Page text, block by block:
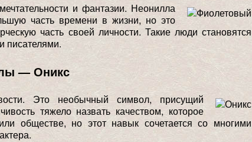
и фантазии. Неонилла
часть времени в жизни, но это
часть своей личности. Такие люди становятся
писателями.
— Оникс
Это необычный символ, присущий
тяжело назвать качеством, которое
обществе, но этот навык сочетается со многими